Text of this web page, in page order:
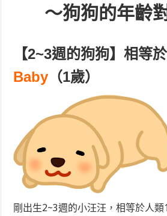
～狗狗的年齡
【2~3週的狗狗】相等
Baby （1歲）
剛出生2~3週的小汪汪，相等於人